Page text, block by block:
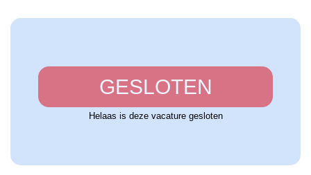
GESLOTEN
Helaas is deze vacature gesloten